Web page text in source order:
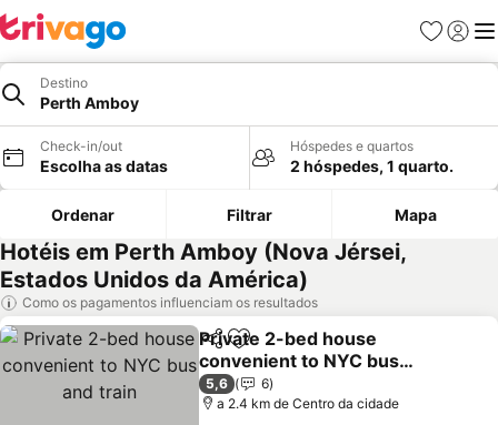
Favoritos
Iniciar
Destino
Perth Amboy
Check-in/out
Escolha as datas
Hóspedes e quartos
2 hóspedes, 1 quarto.
Ordenar Filtrar Mapa
Hotéis em Perth Amboy (Nova Jérsei,
Estados Unidos da América)
Como os pagamentos influenciam os resultados
PartilharAdicionar aos favoritos
Private 2-bed house
convenient to NYC bus
and train
5,6
6
a 2.4 km de Centro da cidade